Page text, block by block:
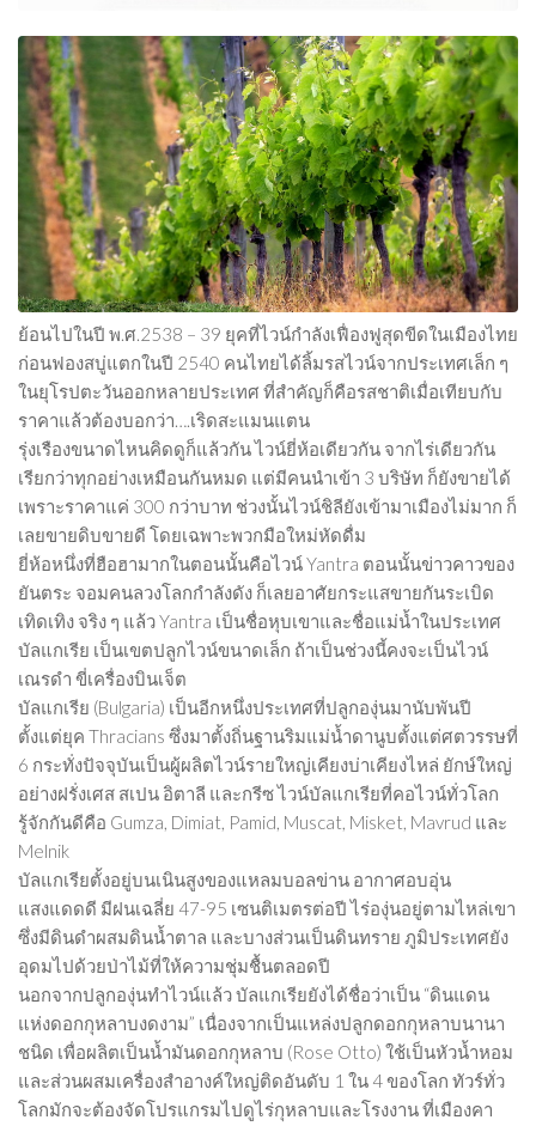
ย้อนไปในปี พ.ศ.2538 – 39 ยุคที่ไวน์กำลังเฟื่องฟูสุดขีดในเมืองไทย
ก่อนฟองสบู่แตกในปี 2540 คนไทยได้ลิ้มรสไวน์จากประเทศเล็ก ๆ
ในยุโรปตะวันออกหลายประเทศ ที่สำคัญก็คือรสชาติเมื่อเทียบกับ
ราคาแล้วต้องบอกว่า….เริดสะแมนแตน
รุ่งเรืองขนาดไหนคิดดูก็แล้วกัน ไวน์ยี่ห้อเดียวกัน จากไร่เดียวกัน
เรียกว่าทุกอย่างเหมือนกันหมด แต่มีคนนำเข้า 3 บริษัท ก็ยังขายได้
เพราะราคาแค่ 300 กว่าบาท ช่วงนั้นไวน์ชิลียังเข้ามาเมืองไม่มาก ก็
เลยขายดิบขายดี โดยเฉพาะพวกมือใหม่หัดดื่ม
ยี่ห้อหนึ่งที่ฮือฮามากในตอนนั้นคือไวน์ Yantra ตอนนั้นข่าวคาวของ
ยันตระ จอมคนลวงโลกกำลังดัง ก็เลยอาศัยกระแสขายกันระเบิด
เทิดเทิง จริง ๆ แล้ว Yantra เป็นชื่อหุบเขาและชื่อแม่น้ำในประเทศ
บัลแกเรีย เป็นเขตปลูกไวน์ขนาดเล็ก ถ้าเป็นช่วงนี้คงจะเป็นไวน์
เณรดำ ขี่เครื่องบินเจ็ต
บัลแกเรีย (Bulgaria) เป็นอีกหนึ่งประเทศที่ปลูกองุ่นมานับพันปี
ตั้งแต่ยุค Thracians ซึ่งมาตั้งถิ่นฐานริมแม่น้ำดานูบตั้งแต่ศตวรรษที่
6 กระทั่งปัจจุบันเป็นผู้ผลิตไวน์รายใหญ่เคียงบ่าเคียงไหล่ ยักษ์ใหญ่
อย่างฝรั่งเศส สเปน อิตาลี และกรีซ ไวน์บัลแกเรียที่คอไวน์ทั่วโลก
รู้จักกันดีคือ Gumza, Dimiat, Pamid, Muscat, Misket, Mavrud และ
Melnik
บัลแกเรียตั้งอยู่บนเนินสูงของแหลมบอลข่าน อากาศอบอุ่น
แสงแดดดี มีฝนเฉลี่ย 47-95 เซนติเมตรต่อปี ไร่องุ่นอยู่ตามไหล่เขา
ซึ่งมีดินดำผสมดินน้ำตาล และบางส่วนเป็นดินทราย ภูมิประเทศยัง
อุดมไปด้วยป่าไม้ที่ให้ความชุ่มชื้นตลอดปี
นอกจากปลูกองุ่นทำไวน์แล้ว บัลแกเรียยังได้ชื่อว่าเป็น “ดินแดน
แห่งดอกกุหลาบงดงาม” เนื่องจากเป็นแหล่งปลูกดอกกุหลาบนานา
ชนิด เพื่อผลิตเป็นน้ำมันดอกกุหลาบ (Rose Otto) ใช้เป็นหัวน้ำหอม
และส่วนผสมเครื่องสำอางค์ใหญ่ติดอันดับ 1 ใน 4 ของโลก ทัวร์ทั่ว
โลกมักจะต้องจัดโปรแกรมไปดูไร่กุหลาบและโรงงาน ที่เมืองคา